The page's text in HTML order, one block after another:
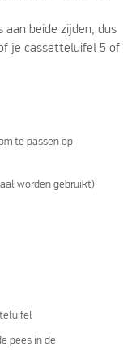
aan beide zijden, dus
je cassetteluifel 5 of
te passen op
worden gebruikt)
pees in de